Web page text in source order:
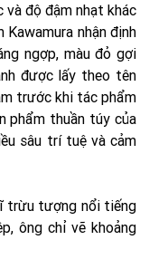
và độ đậm nhạt khác
nhận định
ngợp, màu đỏ gợi
được lấy theo tên
trước khi tác phẩm
phẩm thuần túy của
sâu trí tuệ và cảm
trừu tượng nổi tiếng
ông chỉ vẽ khoảng